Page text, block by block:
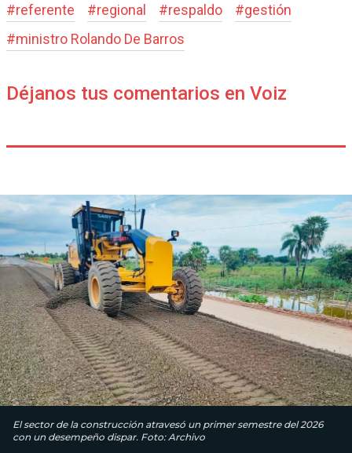
#referente #regional #respaldo #gestión
#ministro Rolando De Barros
Déjanos tus comentarios en Voiz
El sector de la construcción atravesó un primer semestre del 2026
con un desempeño dispar. Foto: Archivo